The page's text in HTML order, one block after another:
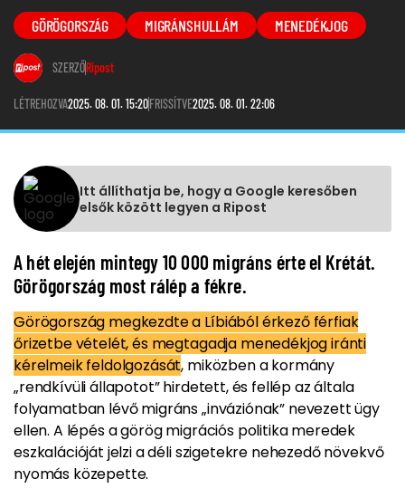
GÖRÖGORSZÁG MIGRÁNSHULLÁM MENEDÉKJOG
SZERZŐRipost
LÉTREHOZVA2025. 08. 01. 15:20FRISSÍTVE2025. 08. 01. 22:06
Itt állíthatja be, hogy a Google keresőben
elsők között legyen a Ripost
A hét elején mintegy 10 000 migráns érte el Krétát.
Görögország most rálép a fékre.
Görögország megkezdte a Líbiából érkező férfiak
őrizetbe vételét, és megtagadja menedékjog iránti
kérelmeik feldolgozását, miközben a kormány
„rendkívüli állapotot” hirdetett, és fellép az általa
folyamatban lévő migráns „inváziónak” nevezett ügy
ellen. A lépés a görög migrációs politika meredek
eszkalációját jelzi a déli szigetekre nehezedő növekvő
nyomás közepette.